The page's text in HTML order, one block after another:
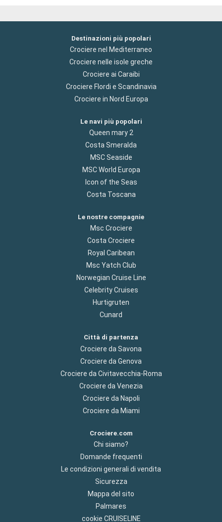
Destinazioni più popolari
Crociere nel Mediterraneo
Crociere nelle isole greche
Crociere ai Caraibi
Crociere Flordi e Scandinavia
Crociere in Nord Europa
Le navi più popolari
Queen mary 2
Costa Smeralda
MSC Seaside
MSC World Europa
Icon of the Seas
Costa Toscana
Le nostre compagnie
Msc Crociere
Costa Crociere
Royal Caribean
Msc Yatch Club
Norwegian Cruise Line
Celebrity Cruises
Hurtigruten
Cunard
Città di partenza
Crociere da Savona
Crociere da Genova
Crociere da Civitavecchia-Roma
Crociere da Venezia
Crociere da Napoli
Crociere da Miami
Crociere.com
Chi siamo?
Domande frequenti
Le condizioni generali di vendita
Sicurezza
Mappa del sito
Palmares
cookie CRUISELINE